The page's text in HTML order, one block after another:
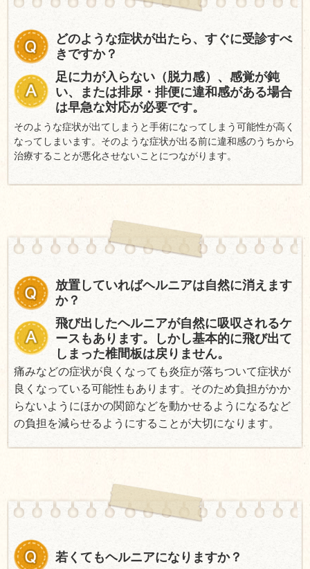
どのような症状が出たら、すぐに受診すべ
きですか？
足に力が入らない（脱力感）、感覚が鈍
い、または排尿・排便に違和感がある場合
は早急な対応が必要です。
そのような症状が出てしまうと手術になってしまう可能性が高く
なってしまいます。そのような症状が出る前に違和感のうちから
治療することが悪化させないことにつながります。
放置していればヘルニアは自然に消えます
か？
飛び出したヘルニアが自然に吸収されるケ
ースもあります。しかし基本的に飛び出て
しまった椎間板は戻りません。
痛みなどの症状が良くなっても炎症が落ちついて症状が
良くなっている可能性もあります。そのため負担がかか
らないようにほかの関節などを動かせるようになるなど
の負担を減らせるようにすることが大切になります。
若くてもヘルニアになりますか？